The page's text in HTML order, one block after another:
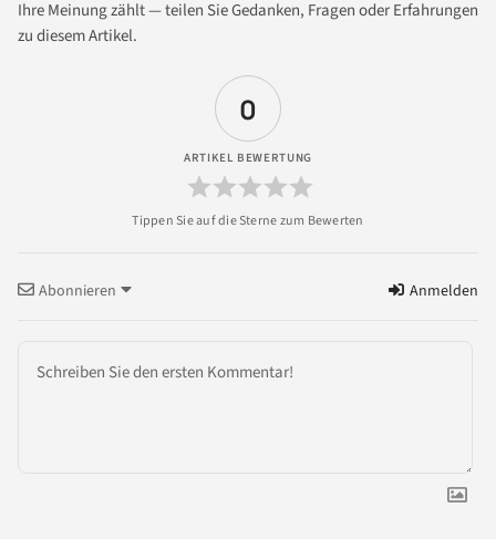
Ihre Meinung zählt — teilen Sie Gedanken, Fragen oder Erfahrungen
zu diesem Artikel.
0
ARTIKEL BEWERTUNG
Abonnieren Anmelden